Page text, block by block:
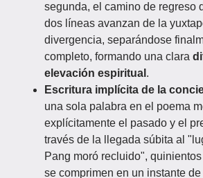
segunda, el camino de regreso
dos líneas avanzan de la
divergencia, separándose
completo, formando una clara
elevación espiritual .
Escritura implícita de la
una sola palabra en el poema
explícitamente el pasado y el
través de la llegada súbita al
Pang moró recluido",
se comprimen en un instante